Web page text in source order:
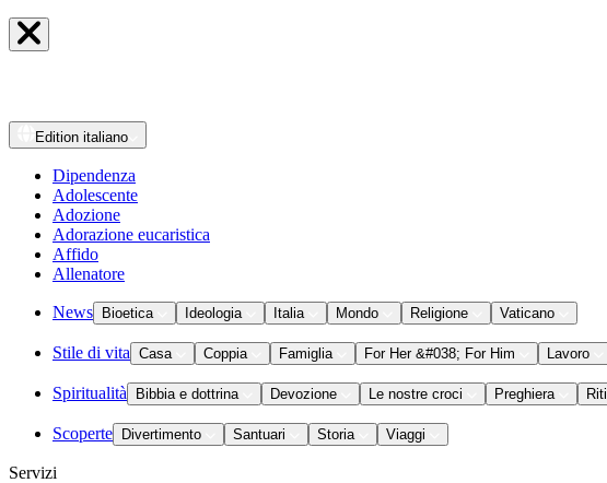
Edition italiano
Dipendenza
Adolescente
Adozione
Adorazione eucaristica
Affido
Allenatore
News Bioetica Ideologia Italia Mondo Religione Vaticano
Stile di vita Casa Coppia Famiglia For Her &#038; For Him Lavoro
Spiritualità Bibbia e dottrina Devozione Le nostre croci Preghiera Riti
Scoperte Divertimento Santuari Storia Viaggi
Servizi